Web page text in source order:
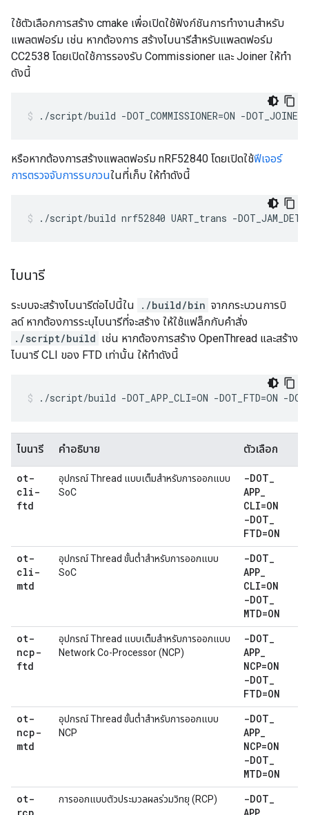
ใช้ตัวเลือกการสร้าง cmake เพื่อเปิดใช้ฟังก์ชันการทำงานสำหรับ
แพลตฟอร์ม เช่น หากต้องการ สร้างไบนารีสำหรับแพลตฟอร์ม
CC2538 โดยเปิดใช้การรองรับ Commissioner และ Joiner ให้ทำ
ดังนี้
./script/build -DOT_COMMISSIONER=ON -
หรือหากต้องการสร้างแพลตฟอร์ม nRF52840 โดยเปิดใช้ฟีเจอร์
การตรวจจับการรบกวนในที่เก็บ ให้ทำดังนี้
./script/build nrf52840 UART_trans -
ไบนารี
ระบบจะสร้างไบนารีต่อไปนี้ใน ./build/bin จากกระบวนการบิ
ลด์ หากต้องการระบุไบนารีที่จะสร้าง ให้ใช้แฟล็กกับคำสั่ง
./script/build เช่น หากต้องการสร้าง OpenThread และสร้าง
ไบนารี CLI ของ FTD เท่านั้น ให้ทำดังนี้
./script/build -DOT_APP_CLI=ON -DOT_FTD=ON -
ไบนารี คำอธิบาย ตัวเลือก
ot-
cli-
ftd
อุปกรณ์ Thread แบบเต็มสำหรับการออกแบบ
SoC
-DOT_
APP_
CLI=ON
-DOT_
FTD=ON
ot-
cli-
mtd
อุปกรณ์ Thread ขั้นต่ำสำหรับการออกแบบ
SoC
-DOT_
APP_
CLI=ON
-DOT_
MTD=ON
ot-
ncp-
ftd
อุปกรณ์ Thread แบบเต็มสำหรับการออกแบบ
Network Co-Processor (NCP)
-DOT_
APP_
NCP=ON
-DOT_
FTD=ON
ot-
ncp-
mtd
อุปกรณ์ Thread ขั้นต่ำสำหรับการออกแบบ
NCP
-DOT_
APP_
NCP=ON
-DOT_
MTD=ON
ot-
การออกแบบตัวประมวลผลร่วมวิทยุ (RCP) -DOT_